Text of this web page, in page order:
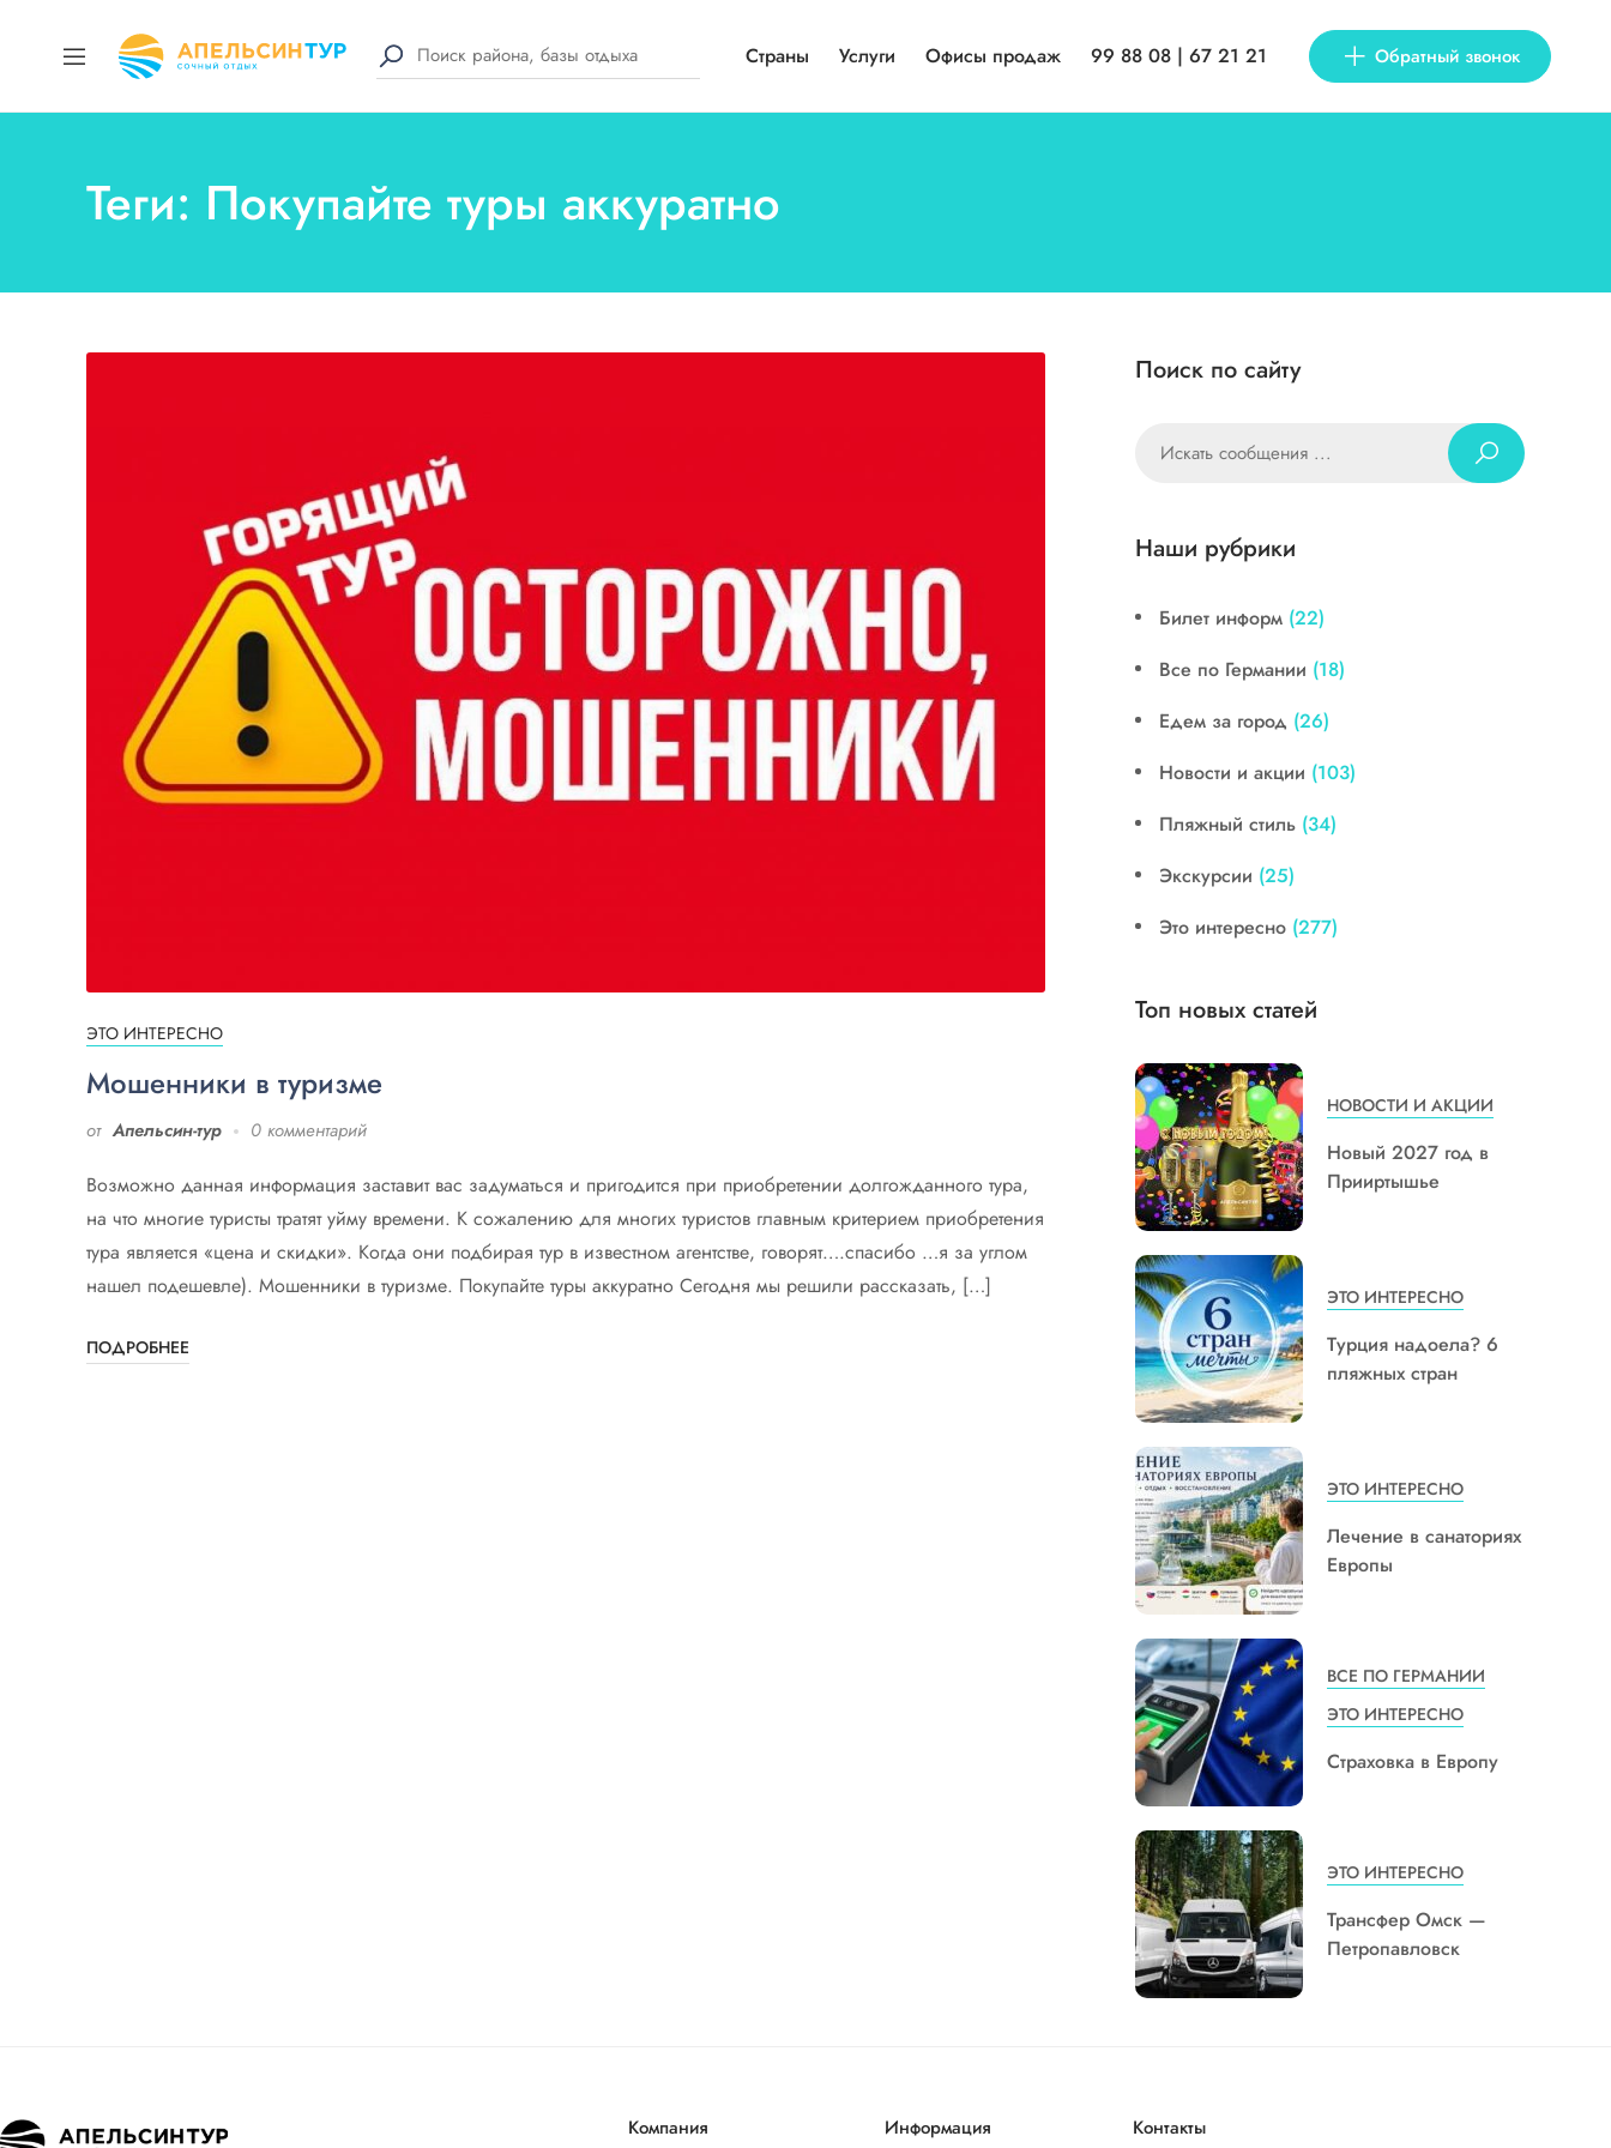
Страны Услуги Офисы продаж 99 88 08 | 67 21 21 Обратный звонок
Теги: Покупайте туры аккуратно
ЭТО ИНТЕРЕСНО
Мошенники в туризме
от Апельсин-тур 0 комментарий
Возможно данная информация заставит вас задуматься и пригодится при приобретении долгожданного тура,
на что многие туристы тратят уйму времени. К сожалению для многих туристов главным критерием приобретения
тура является «цена и скидки». Когда они подбирая тур в известном агентстве, говорят….спасибо …я за углом
нашел подешевле). Мошенники в туризме. Покупайте туры аккуратно Сегодня мы решили рассказать, […]
ПОДРОБНЕЕ
Поиск по сайту
Наши рубрики
Билет информ (22)
Все по Германии (18)
Едем за город (26)
Новости и акции (103)
Пляжный стиль (34)
Экскурсии (25)
Это интересно (277)
Топ новых статей
НОВОСТИ И АКЦИИ
Новый 2027 год в
Прииртышье
ЭТО ИНТЕРЕСНО
Турция надоела? 6
пляжных стран
ЭТО ИНТЕРЕСНО
Лечение в санаториях
Европы
ВСЕ ПО ГЕРМАНИИ
ЭТО ИНТЕРЕСНО
Страховка в Европу
ЭТО ИНТЕРЕСНО
Трансфер Омск —
Петропавловск
Компания Информация Контакты